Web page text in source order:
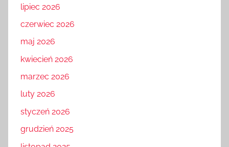
lipiec 2026
czerwiec 2026
maj 2026
kwiecień 2026
marzec 2026
luty 2026
styczeń 2026
grudzień 2025